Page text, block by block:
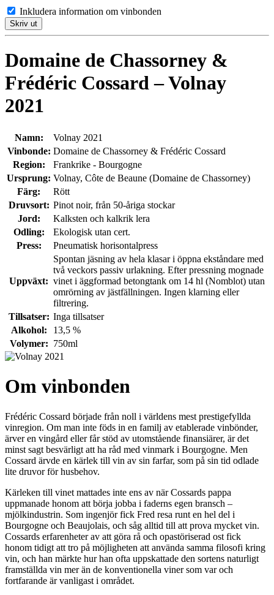
Inkludera information om vinbonden
Skriv ut
Domaine de Chassorney &
Frédéric Cossard – Volnay
2021
Namn:
Volnay 2021
Vinbonde: Domaine de Chassorney & Frédéric Cossard
Region:
Frankrike - Bourgogne
Ursprung: Volnay, Côte de Beaune (Domaine de Chassorney)
Färg:
Rött
Druvsort: Pinot noir, från 50-åriga stockar
Jord:
Kalksten och kalkrik lera
Odling:
Ekologisk utan cert.
Press:
Pneumatisk horisontalpress
Uppväxt:
Spontan jäsning av hela klasar i öppna ekståndare med
två veckors passiv urlakning. Efter pressning mognade
vinet i äggformad betongtank om 14 hl (Nomblot) utan
omrörning av jästfällningen. Ingen klarning eller
filtrering.
Tillsatser: Inga tillsatser
Alkohol:
13,5 %
Volymer: 750ml
Om vinbonden
Frédéric Cossard började från noll i världens mest prestigefyllda
vinregion. Om man inte föds in en familj av etablerade vinbönder,
ärver en vingård eller får stöd av utomstående finansiärer, är det
minst sagt besvärligt att ha råd med vinmark i Bourgogne. Men
Cossard ärvde en kärlek till vin av sin farfar, som på sin tid odlade
lite druvor för husbehov.
Kärleken till vinet mattades inte ens av när Cossards pappa
uppmanade honom att börja jobba i faderns egen bransch –
mjölkindustrin. Som ingenjör fick Fred resa runt en hel del i
Bourgogne och Beaujolais, och såg alltid till att prova mycket vin.
Cossards erfarenheter av att göra rå och opastöriserad ost fick
honom tidigt att tro på möjligheten att använda samma filosofi kring
vin, och han märkte hur han ofta uppskattade den sortens naturligt
framställda vin mer än de konventionella viner som var och
fortfarande är vanligast i området.